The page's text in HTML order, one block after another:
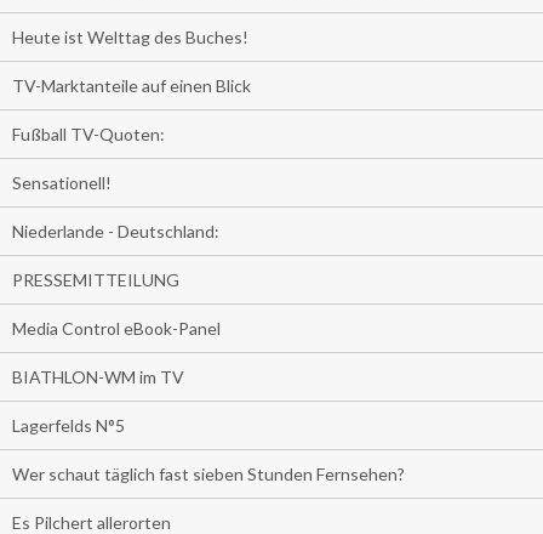
Heute ist Welttag des Buches!
TV-Marktanteile auf einen Blick
Fußball TV-Quoten:
Sensationell!
Niederlande - Deutschland:
PRESSEMITTEILUNG
Media Control eBook-Panel
BIATHLON-WM im TV
Lagerfelds N°5
Wer schaut täglich fast sieben Stunden Fernsehen?
Es Pilchert allerorten